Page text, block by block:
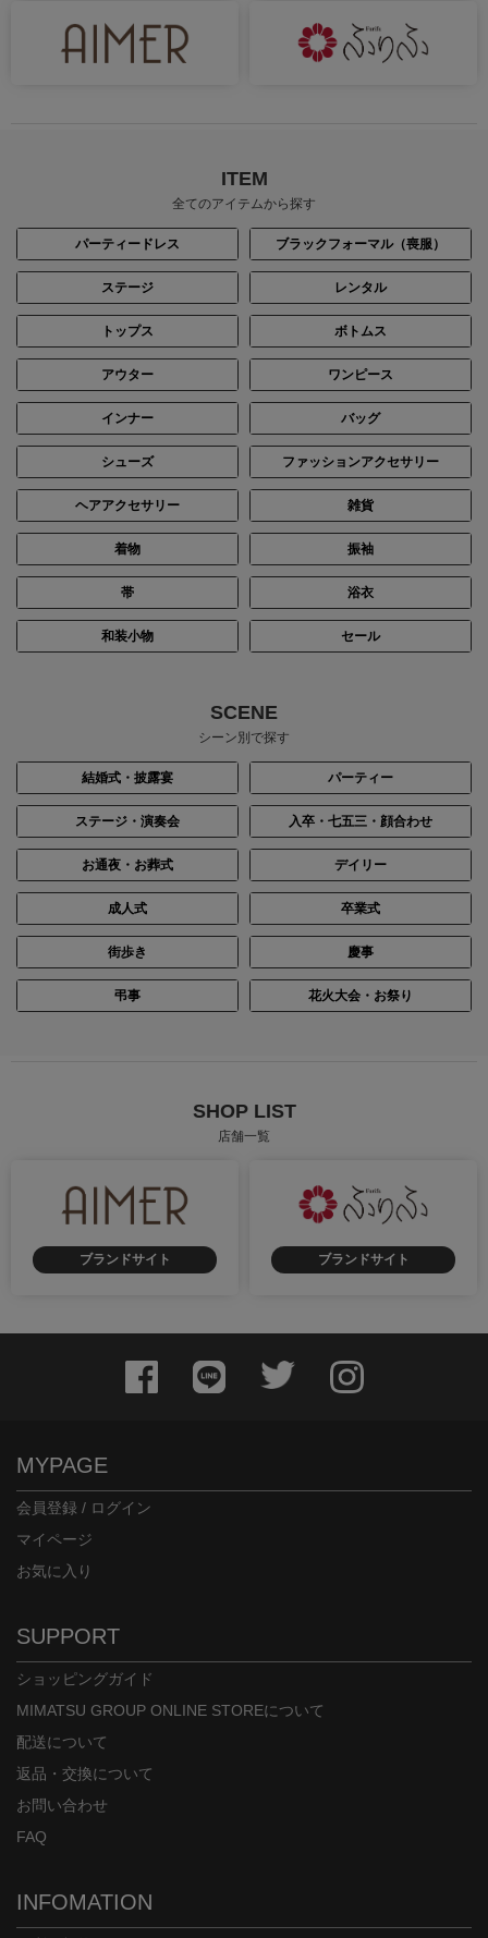
ITEM
全てのアイテムから探す
パーティードレス ブラックフォーマル（喪服）
ステージ レンタル
トップス ボトムス
アウター ワンピース
インナー バッグ
シューズ ファッションアクセサリー
ヘアアクセサリー 雑貨
着物 振袖
帯 浴衣
和装小物 セール
SCENE
シーン別で探す
結婚式・披露宴 パーティー
ステージ・演奏会 入卒・七五三・顔合わせ
お通夜・お葬式 デイリー
成人式 卒業式
街歩き 慶事
弔事 花火大会・お祭り
SHOP LIST
店舗一覧
ブランドサイト ブランドサイト
MYPAGE
会員登録 / ログイン
マイページ
お気に入り
SUPPORT
ショッピングガイド
MIMATSU GROUP ONLINE STOREについて
配送について
返品・交換について
お問い合わせ
FAQ
INFOMATION